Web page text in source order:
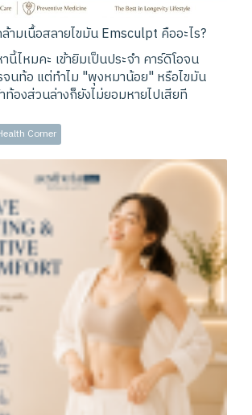
ามเนื้อสลายไขมัน Emsculpt คืออะไร?
ไหมคะ เข้ายิมเป็นประจำ คาร์ดิโอจน
จนท้อ แต่ทำไม "พุงหมาน้อย" หรือไขมัน
องส่วนล่างก็ยังไม่ยอมหายไปเสียที
Corner